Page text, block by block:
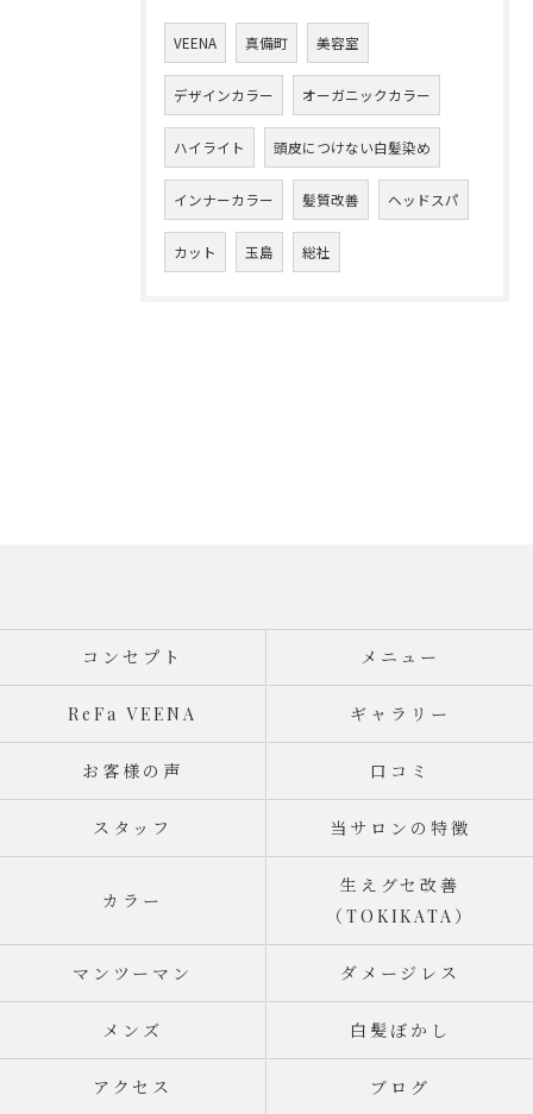
VEENA 真備町 美容室
デザインカラー オーガニックカラー
ハイライト 頭皮につけない白髪染め
インナーカラー 髪質改善 ヘッドスパ
カット 玉島 総社
コンセプト メニュー
ReFa VEENA ギャラリー
お客様の声 口コミ
スタッフ 当サロンの特徴
カラー
生えグセ改善
（TOKIKATA）
マンツーマン ダメージレス
メンズ 白髪ぼかし
アクセス ブログ